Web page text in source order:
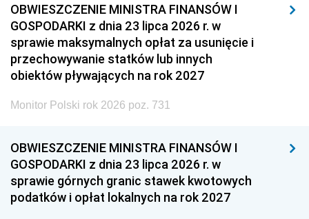
OBWIESZCZENIE MINISTRA FINANSÓW I
GOSPODARKI z dnia 23 lipca 2026 r. w
sprawie maksymalnych opłat za usunięcie i
przechowywanie statków lub innych
obiektów pływających na rok 2027
Monitor Polski rok 2026 poz. 731
OBWIESZCZENIE MINISTRA FINANSÓW I
GOSPODARKI z dnia 23 lipca 2026 r. w
sprawie górnych granic stawek kwotowych
podatków i opłat lokalnych na rok 2027